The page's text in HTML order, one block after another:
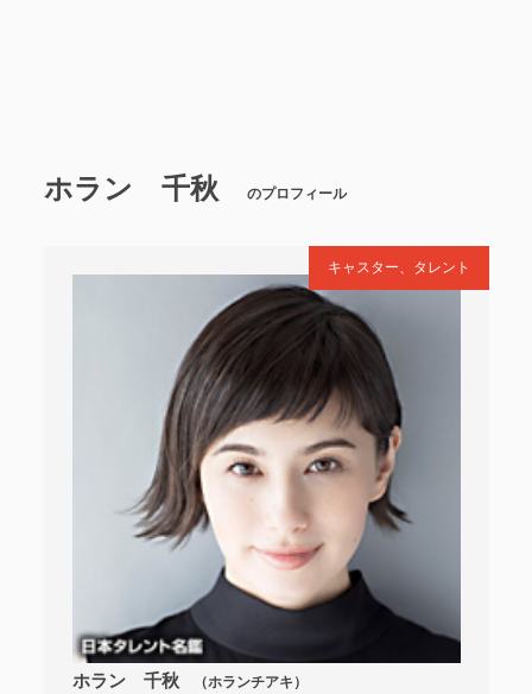
ホラン 千秋 のプロフィール
キャスター、タレント
ホラン 千秋 （ホランチアキ）